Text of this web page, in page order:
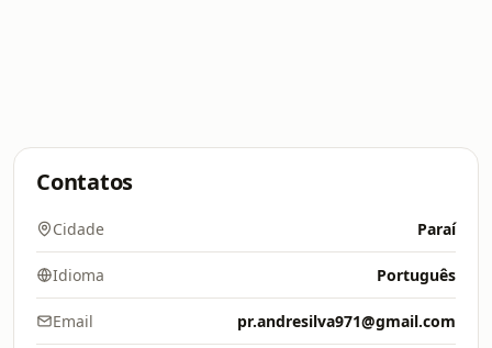
Contatos
Cidade Paraí
Idioma Português
Email pr.andresilva971@gmail.com